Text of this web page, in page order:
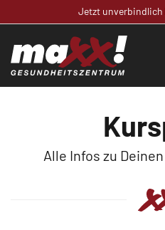
Jetzt unverbindlich
Alle Infos zu